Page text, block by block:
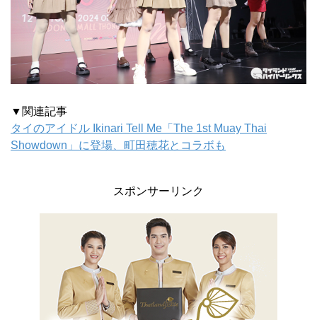
▼関連記事
タイのアイドル Ikinari Tell Me「The 1st Muay Thai
Showdown」に登場、町田穂花とコラボも
スポンサーリンク